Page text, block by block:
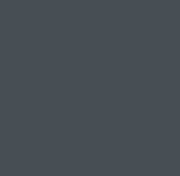
Daten
Daten sind alle
sich auf eine identifizierte oder
beziehen. Als identifizierbar
Person angesehen, die direkt
mittels Zuordnung zu
einem Namen, zu einer